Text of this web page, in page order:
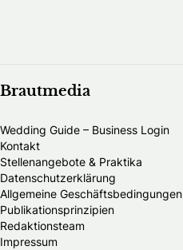
Brautmedia
Wedding Guide – Business Login
Kontakt
Stellenangebote & Praktika
Datenschutzerklärung
Allgemeine Geschäftsbedingungen
Publikationsprinzipien
Redaktionsteam
Impressum